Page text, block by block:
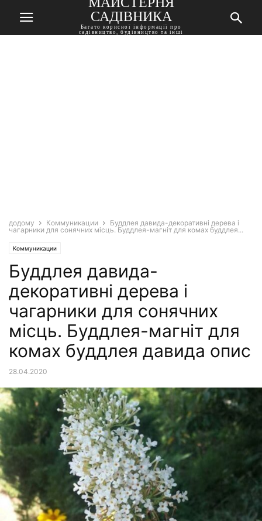
САДІВНИКА
Багато корисної інформації про
садівництво, будівництво та інші
додому Коммуникации
Буддлея давида-декоративні дерева і
чагарники для сонячних місць. Буддлея-магніт для комах буддлея...
Коммуникации
Буддлея давида-
декоративні дерева і
чагарники для сонячних
місць. Буддлея-магніт для
комах буддлея давида опис
28.04.2020